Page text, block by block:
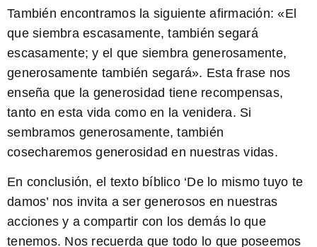
También encontramos la siguiente afirmación:«El
que siembra escasamente, también segará
escasamente; y el que siembra generosamente,
generosamente también segará». Esta frase nos
enseña que la generosidad tiene recompensas,
tanto en esta vida como en la venidera. Si
sembramos generosamente, también
cosecharemos generosidad en nuestras vidas.
En conclusión, el texto bíblico ‘De lo mismo tuyo te
damos’ nos invita a ser generosos en nuestras
acciones y a compartir con los demás lo que
tenemos. Nos recuerda que todo lo que poseemos